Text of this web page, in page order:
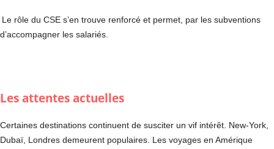
Le rôle du CSE s’en trouve renforcé et permet, par les subventions
d’accompagner les salariés.
Les attentes actuelles
Certaines destinations continuent de susciter un vif intérêt. New-York,
Dubaï, Londres demeurent populaires. Les voyages en Amérique